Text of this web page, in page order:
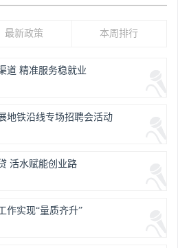
最新政策 本周排行
道 精准服务稳就业
地铁沿线专场招聘会活动
活水赋能创业路
作实现“量质齐升”